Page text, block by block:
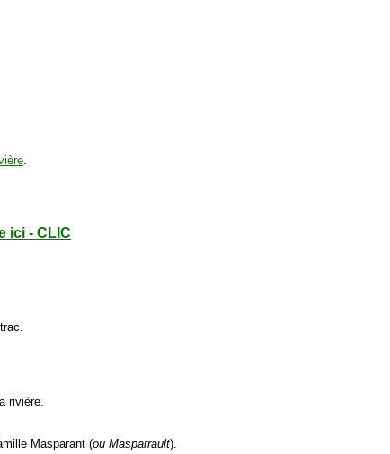
ici - CLIC
rivière.
Masparant (ou Masparrault).